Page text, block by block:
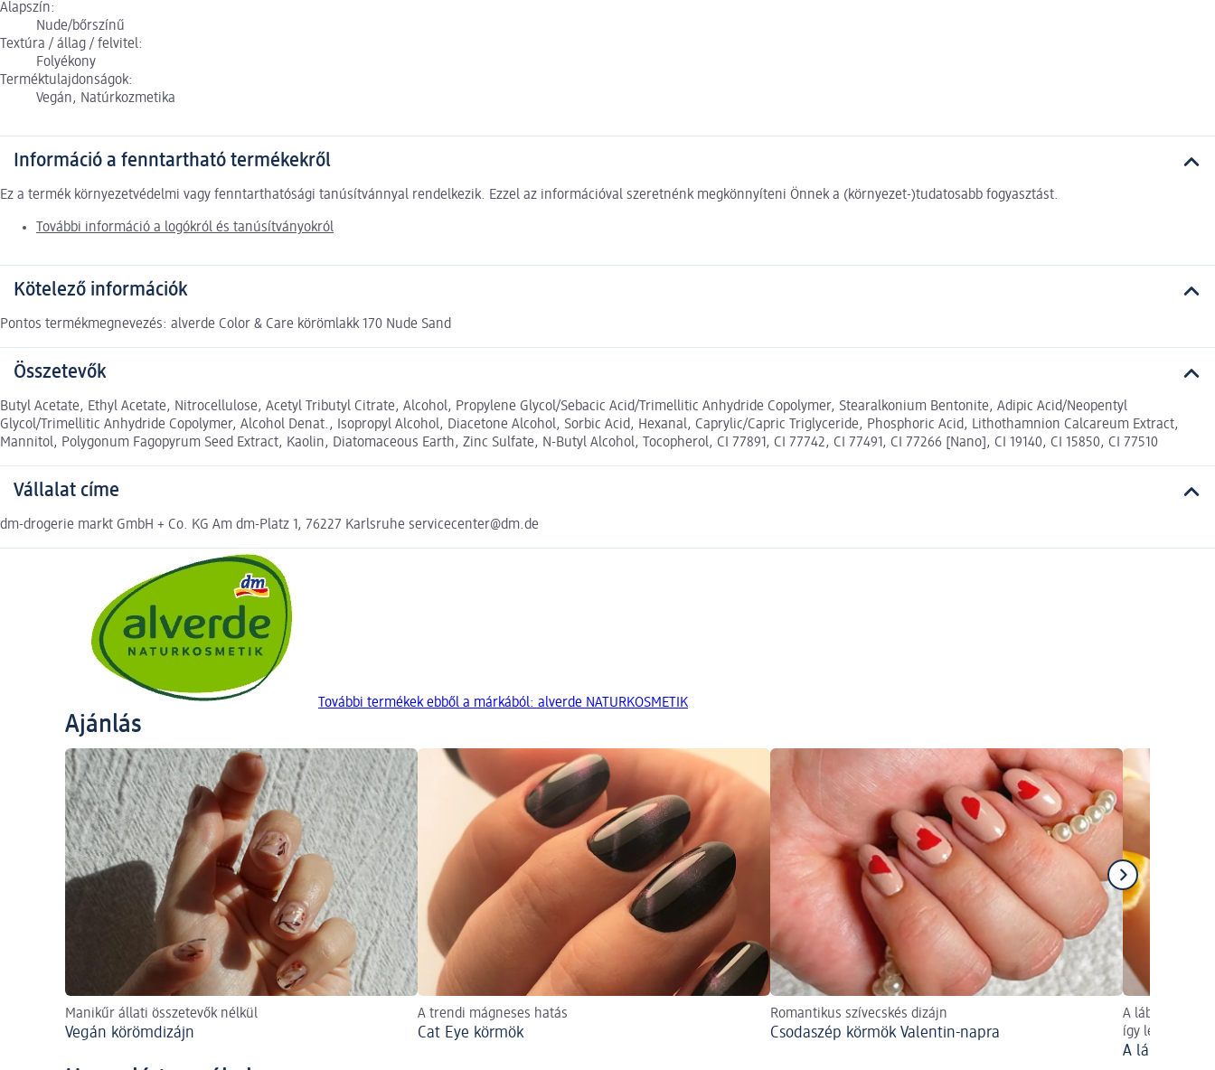
Alapszín:
Nude/bőrszínű
Textúra / állag / felvitel:
Folyékony
Terméktulajdonságok:
Vegán, Natúrkozmetika
Információ a fenntartható termékekről
Ez a termék környezetvédelmi vagy fenntarthatósági tanúsítvánnyal rendelkezik. Ezzel az információval szeretnénk megkönnyíteni Önnek a (környezet-)tudatosabb fogyasztást.
További információ a logókról és tanúsítványokról
Kötelező információk
Pontos termékmegnevezés: alverde Color & Care körömlakk 170 Nude Sand
Összetevők
Butyl Acetate, Ethyl Acetate, Nitrocellulose, Acetyl Tributyl Citrate, Alcohol, Propylene Glycol/Sebacic Acid/Trimellitic Anhydride Copolymer, Stearalkonium Bentonite, Adipic Acid/Neopentyl
Glycol/Trimellitic Anhydride Copolymer, Alcohol Denat., Isopropyl Alcohol, Diacetone Alcohol, Sorbic Acid, Hexanal, Caprylic/Capric Triglyceride, Phosphoric Acid, Lithothamnion Calcareum Extract,
Mannitol, Polygonum Fagopyrum Seed Extract, Kaolin, Diatomaceous Earth, Zinc Sulfate, N-Butyl Alcohol, Tocopherol, CI 77891, CI 77742, CI 77491, CI 77266 [Nano], CI 19140, CI 15850, CI 77510
Vállalat címe
dm-drogerie markt GmbH + Co. KG Am dm-Platz 1, 76227 Karlsruhe servicecenter@dm.de
További termékek ebből a márkából: alverde NATURKOSMETIK
Ajánlás
Manikűr állati összetevők nélkül
Vegán körömdizájn
A trendi mágneses hatás
Cat Eye körmök
Romantikus szívecskés dizájn
Csodaszép körmök Valentin-napra
A lábkörmök
így lesz
A lábkörmök